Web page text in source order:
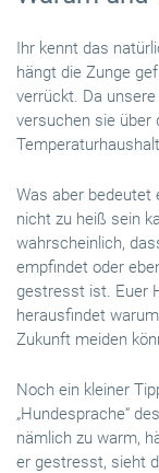
Ihr kennt das
hängt die Zunge
verrückt. Da
versuchen sie über
Was aber bedeutet
nicht zu heiß sein
wahrscheinlich,
empfindet oder
gestresst ist. Euer
herausfindet
Zukunft meiden
Noch ein kleiner
„Hundesprache“
nämlich zu warm,
er gestresst, sieht